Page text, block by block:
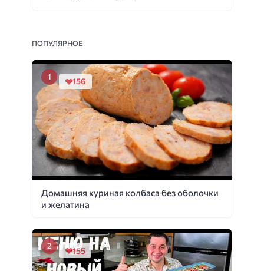
ПОПУЛЯРНОЕ
Домашняя куриная колбаса без оболочки
и желатина
156
155